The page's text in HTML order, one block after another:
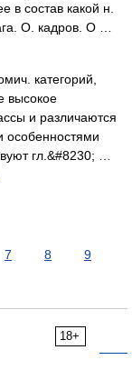
в состав какой н.
О. кадров. О …
категорий,
высокое
и различаются
гл.&#8230; …
7 8
9
18+